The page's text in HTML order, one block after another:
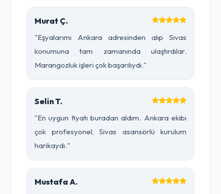
Murat Ç.
"Eşyalarımı Ankara adresinden alıp Sivas
konumuna tam zamanında ulaştırdılar.
Marangozluk işleri çok başarılıydı."
Selin T.
"En uygun fiyatı buradan aldım. Ankara ekibi
çok profesyonel, Sivas asansörlü kurulum
harikaydı."
Mustafa A.